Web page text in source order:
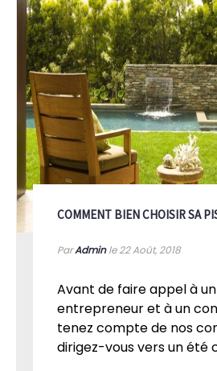
COMMENT BIEN CHOISIR SA
ParAdminle 22Août, 2018
Avant de faire appel à un
entrepreneur et à un
tenez compte de nos
dirigez-vous vers un été